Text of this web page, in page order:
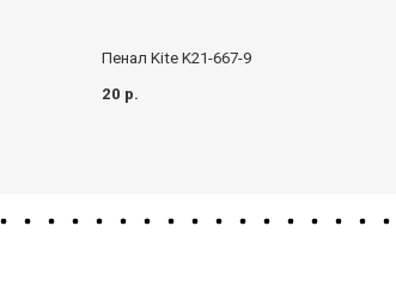
Пенал Kite K21-667-9
20 р.